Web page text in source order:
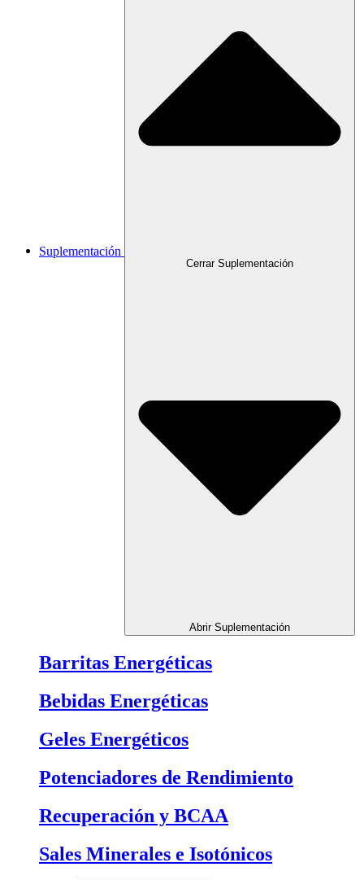
Suplementación
Cerrar Suplementación
Abrir Suplementación
Barritas Energéticas
Bebidas Energéticas
Geles Energéticos
Potenciadores de Rendimiento
Recuperación y BCAA
Sales Minerales e Isotónicos